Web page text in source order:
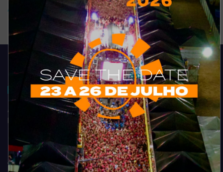
Arquivo de enquete
Acompanhe todas as novidades do entretenimento na região de
Fortaleza. Dicas, promoções, coberturas exclusivas e muito mais.